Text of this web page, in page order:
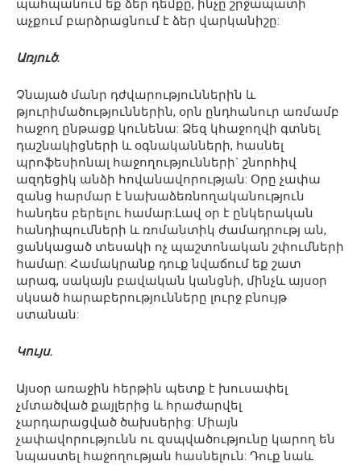
պահպանում եք ձեր դեմքը, ինչը շրջապատի
աչքում բարձրացնում է ձեր վարկանիշը:
Առյուծ.
Չնայած մանր դժվարություններին և
թյուրիմածություններին, օրն ընդհանուր առմամբ
հաջող ընթացք կունենա: Ձեզ կհաջողվի գտնել
դաշնակիցների և օգնականների, հասնել
պրոֆեսիոնալ հաջողությունների` շնորհիվ
ազդեցիկ անձի հովանավորության: Օրը չափա
զանց հարմար է նախաձեռնողականություն
հանդես բերելու համար:Լավ օր է ընկերական
հանդիպումների և ռոմանտիկ ժամադրությ ան,
ցանկացած տեսակի ոչ պաշտոնական շփումների
համար: Համակրանք դուք նվաճում եք շատ
արագ, սակայն բավական կանցնի, մինչև այսօր
սկսած հարաբերությունները լուրջ բնույթ
ստանան:
Կույս.
Այսօր առաջին հերթին պետք է խուսափել
չմտածված քայլերից և հրաժարվել
չարդարացված ծախսերից: Միայն
չափավորությունն ու զսպվածությունը կարող են
նպաստել հաջողության հասնելուն: Դուք նաև